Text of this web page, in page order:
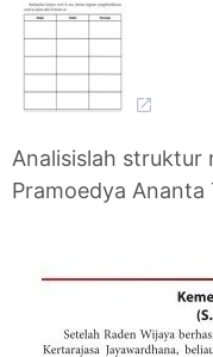
Analisislah struktur
Pramoedya Ananta